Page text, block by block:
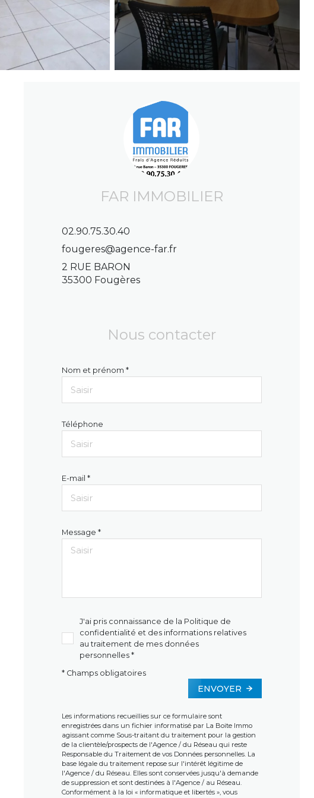
FAR IMMOBILIER
02.90.75.30.40
fougeres@agence-far.fr
2 RUE BARON
35300 Fougères
Nous contacter
Nom et prénom *
Téléphone
E-mail *
Message *
J'ai pris connaissance de la Politique de
confidentialité et des informations relatives
au traitement de mes données
personnelles *
* Champs obligatoires
ENVOYER
Les informations recueillies sur ce formulaire sont
enregistrées dans un fichier informatisé par La Boite Immo
agissant comme Sous-traitant du traitement pour la gestion
de la clientèle/prospects de l'Agence / du Réseau qui reste
Responsable du Traitement de vos Données personnelles. La
base légale du traitement repose sur l'intérêt légitime de
l'Agence / du Réseau. Elles sont conservées jusqu'à demande
de suppression et sont destinées à l'Agence / au Réseau.
Conformément à la loi « informatique et libertés », vous